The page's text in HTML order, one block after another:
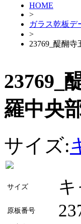
HOME
>
ガラス乾板デ
>
23769_醍醐
23769_
羅中央
サイズ:
サイズ キ
原板番号